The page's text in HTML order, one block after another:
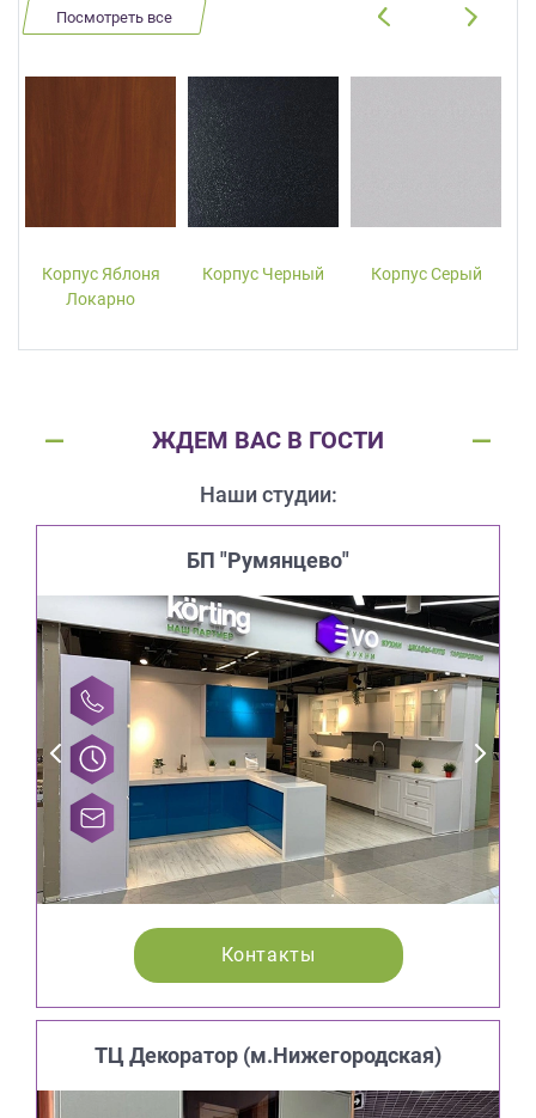
Посмотреть все
Корпус Яблоня
Локарно
Корпус Черный Корпус Серый
ЖДЕМ ВАС В ГОСТИ
Наши студии:
БП "Румянцево"
Контакты
ТЦ Декоратор (м.Нижегородская)